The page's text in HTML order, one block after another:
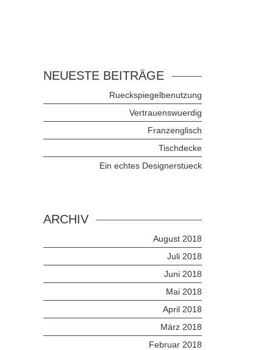
NEUESTE BEITRÄGE
Rueckspiegelbenutzung
Vertrauenswuerdig
Franzenglisch
Tischdecke
Ein echtes Designerstueck
ARCHIV
August 2018
Juli 2018
Juni 2018
Mai 2018
April 2018
März 2018
Februar 2018